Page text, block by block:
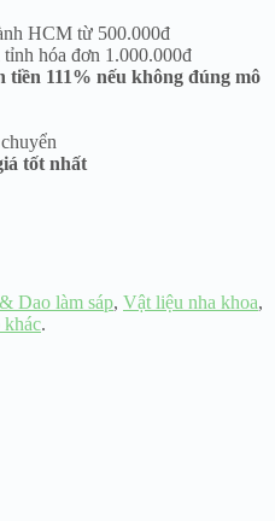
HCM từ 500.000đ
tỉnh hóa đơn 1.000.000đ
tiền 111% nếu không đúng mô
tốt nhất
Dao làm sáp, Vật liệu nha khoa,
khác.